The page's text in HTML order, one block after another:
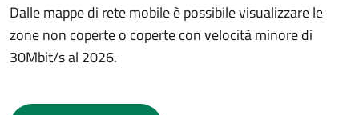
Dalle mappe di rete mobile è possibile visualizzare le
zone non coperte o coperte con velocità minore di
30Mbit/s al 2026.